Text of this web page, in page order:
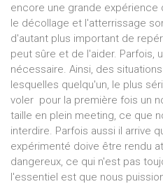
encore une grande
le décollage et l'atterrissage
d'autant plus important de
peut sûre et de l'aider. Parfois,
nécessaire. Ainsi, des
lesquelles quelqu'un, le plus
voler pour la première fois un
taille en plein meeting, ce que
interdire. Parfois aussi il arrive
expérimenté doive être rendu
dangereux, ce qui n'est pas
l'essentiel est que nous